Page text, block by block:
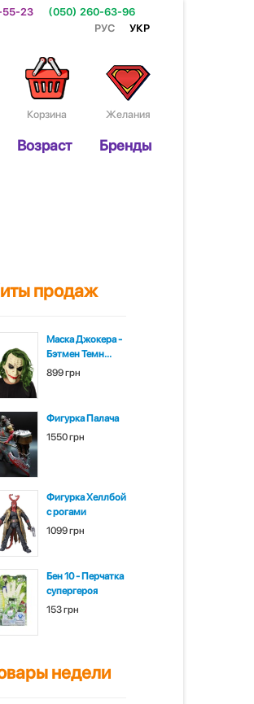
23
(050) 260-63-96
Рус
Укр
Желания
Корзина
Возраст Бренды
продаж
Маска Джокера -
Бэтмен Темн...
899 грн
Фигурка Палача
1550 грн
Фигурка Хеллбой
с рогами
1099 грн
Бен 10 - Перчатка
супергероя
153 грн
недели